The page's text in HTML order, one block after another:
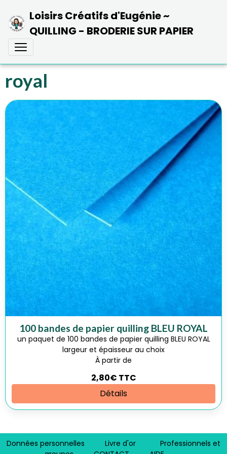
Loisirs Créatifs d'Eugénie ~
QUILLING - BRODERIE SUR PAPIER
royal
100 bandes de papier quilling BLEU ROYAL
un paquet de 100 bandes de papier quilling BLEU ROYAL
largeur et épaisseur au choix
À partir de
2,80€ TTC
Détails
Données personnelles Livre d'or
Professionnels et